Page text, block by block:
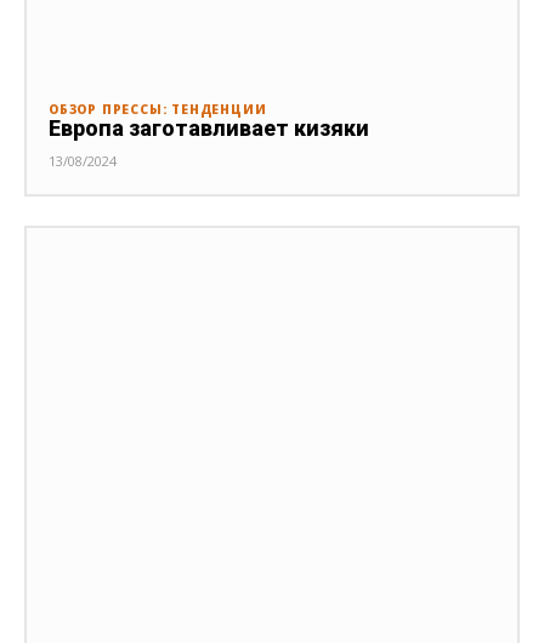
ОБЗОР ПРЕССЫ: ТЕНДЕНЦИИ
Европа заготавливает кизяки
13/08/2024